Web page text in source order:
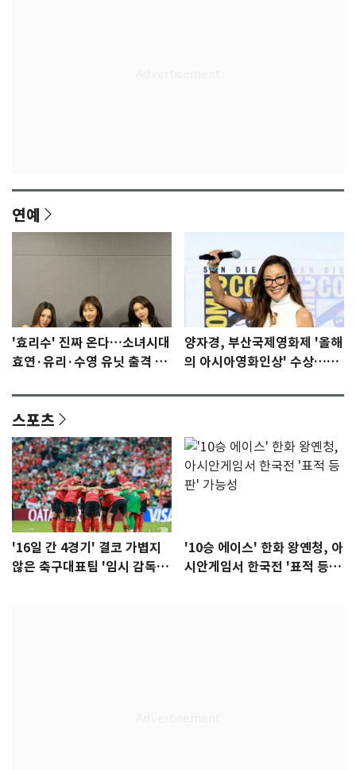
연예
'효리수' 진짜 온다…소녀시대
효연·유리·수영 유닛 출격 [N
양자경, 부산국제영화제 '올해
의 아시아영화인상' 수상…15
스포츠
'16일 간 4경기' 결코 가볍지
않은 축구대표팀 '임시 감독'
'10승 에이스' 한화 왕옌청, 아
시안게임서 한국전 '표적 등